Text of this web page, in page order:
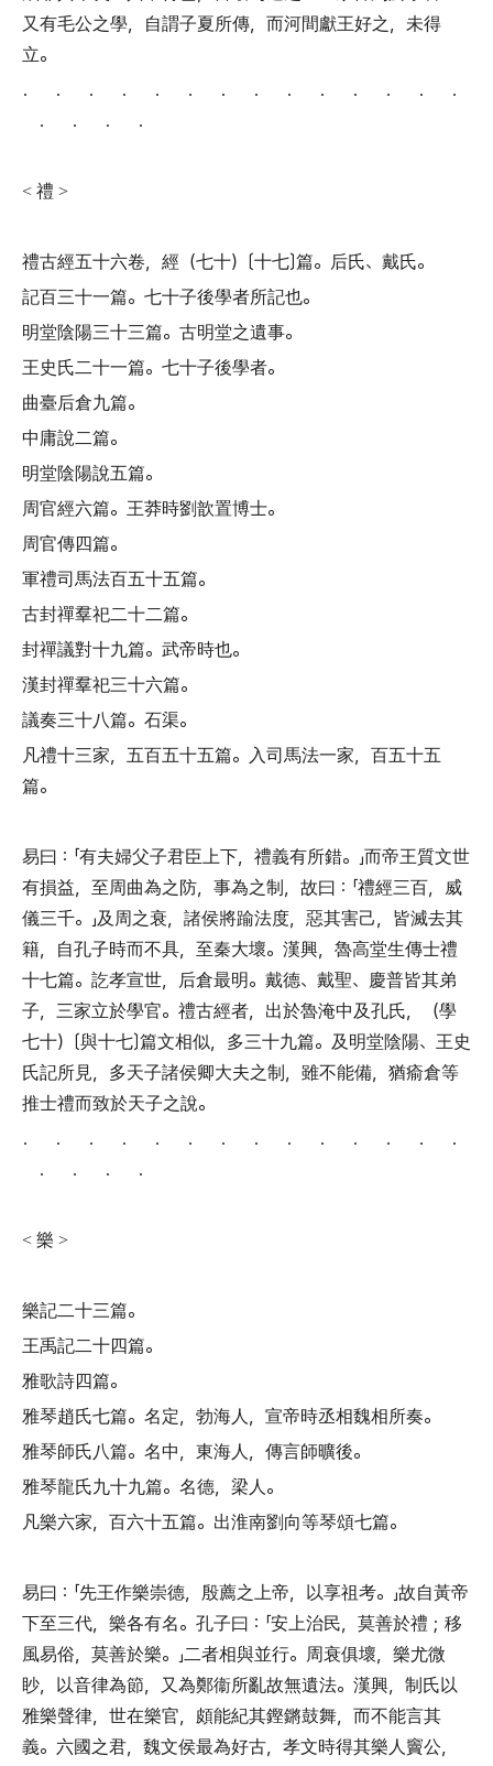
又有毛公之學， 自謂子夏所傳， 而河間獻王好之， 未得
立。
． ． ． ． ． ． ． ． ． ． ． ． ． ．
． ． ． ．
< 禮 >
禮古經五十六卷， 經 （七十）〔十七〕篇。 后氏、 戴氏。
記百三十一篇。 七十子後學者所記也。
明堂陰陽三十三篇。 古明堂之遺事。
王史氏二十一篇。 七十子後學者。
曲臺后倉九篇。
中庸說二篇。
明堂陰陽說五篇。
周官經六篇。 王莽時劉歆置博士。
周官傳四篇。
軍禮司馬法百五十五篇。
古封禪羣祀二十二篇。
封禪議對十九篇。 武帝時也。
漢封禪羣祀三十六篇。
議奏三十八篇。 石渠。
凡禮十三家， 五百五十五篇。 入司馬法一家， 百五十五
篇。
易曰 ：「有夫婦父子君臣上下， 禮義有所錯。」而帝王質文世
有損益， 至周曲為之防， 事為之制， 故曰 ：「禮經三百， 威
儀三千。」及周之衰， 諸侯將踰法度， 惡其害己， 皆滅去其
籍， 自孔子時而不具， 至秦大壞。 漢興， 魯高堂生傳士禮
十七篇。 訖孝宣世， 后倉最明。 戴德、 戴聖、 慶普皆其弟
子， 三家立於學官。 禮古經者， 出於魯淹中及孔氏，（學
七十）〔與十七〕篇文相似， 多三十九篇。 及明堂陰陽、 王史
氏記所見， 多天子諸侯卿大夫之制， 雖不能備， 猶瘉倉等
推士禮而致於天子之說。
． ． ． ． ． ． ． ． ． ． ． ． ． ．
． ． ． ．
< 樂 >
樂記二十三篇。
王禹記二十四篇。
雅歌詩四篇。
雅琴趙氏七篇。 名定， 勃海人， 宣帝時丞相魏相所奏。
雅琴師氏八篇。 名中， 東海人， 傳言師曠後。
雅琴龍氏九十九篇。 名德， 梁人。
凡樂六家， 百六十五篇。 出淮南劉向等琴頌七篇。
易曰 ：「先王作樂崇德， 殷薦之上帝， 以享祖考。」故自黃帝
下至三代， 樂各有名。 孔子曰 ：「安上治民， 莫善於禮 ； 移
風易俗， 莫善於樂。」二者相與並行。 周衰俱壞， 樂尤微
眇， 以音律為節， 又為鄭衞所亂故無遺法。 漢興， 制氏以
雅樂聲律， 世在樂官， 頗能紀其鏗鏘鼓舞， 而不能言其
義。 六國之君， 魏文侯最為好古， 孝文時得其樂人竇公，